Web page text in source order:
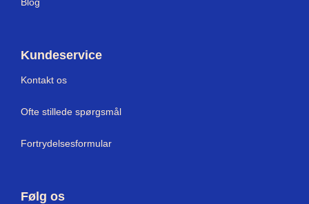
Blog
Kundeservice
Kontakt os
Ofte stillede spørgsmål
Fortrydelsesformular
Følg os